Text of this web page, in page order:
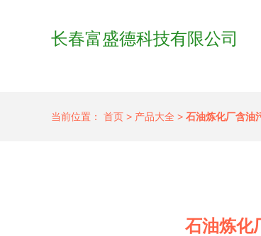
长春富盛德科技有限公司
当前位置： 首页 > 产品大全 > 石油炼化厂含油
石油炼化